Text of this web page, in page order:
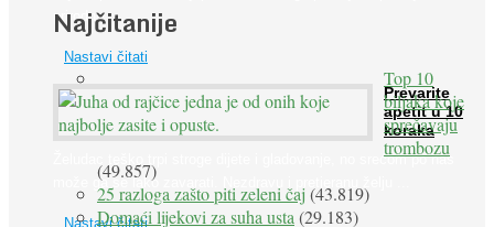
prirodne ...
Nastavi čitati
Prevarite
apetit u 10
koraka
Želudac teško trpi stroge dijete i gladovanje, no srećom po nas
može ga se lako zavarati. Nezdravu i pretjeranu želju ...
Nastavi čitati
Najčitanije
Top 10
biljaka koje
sprečavaju
trombozu
(49.857)
25 razloga zašto piti zeleni čaj(43.819)
Domaći lijekovi za suha usta(29.183)